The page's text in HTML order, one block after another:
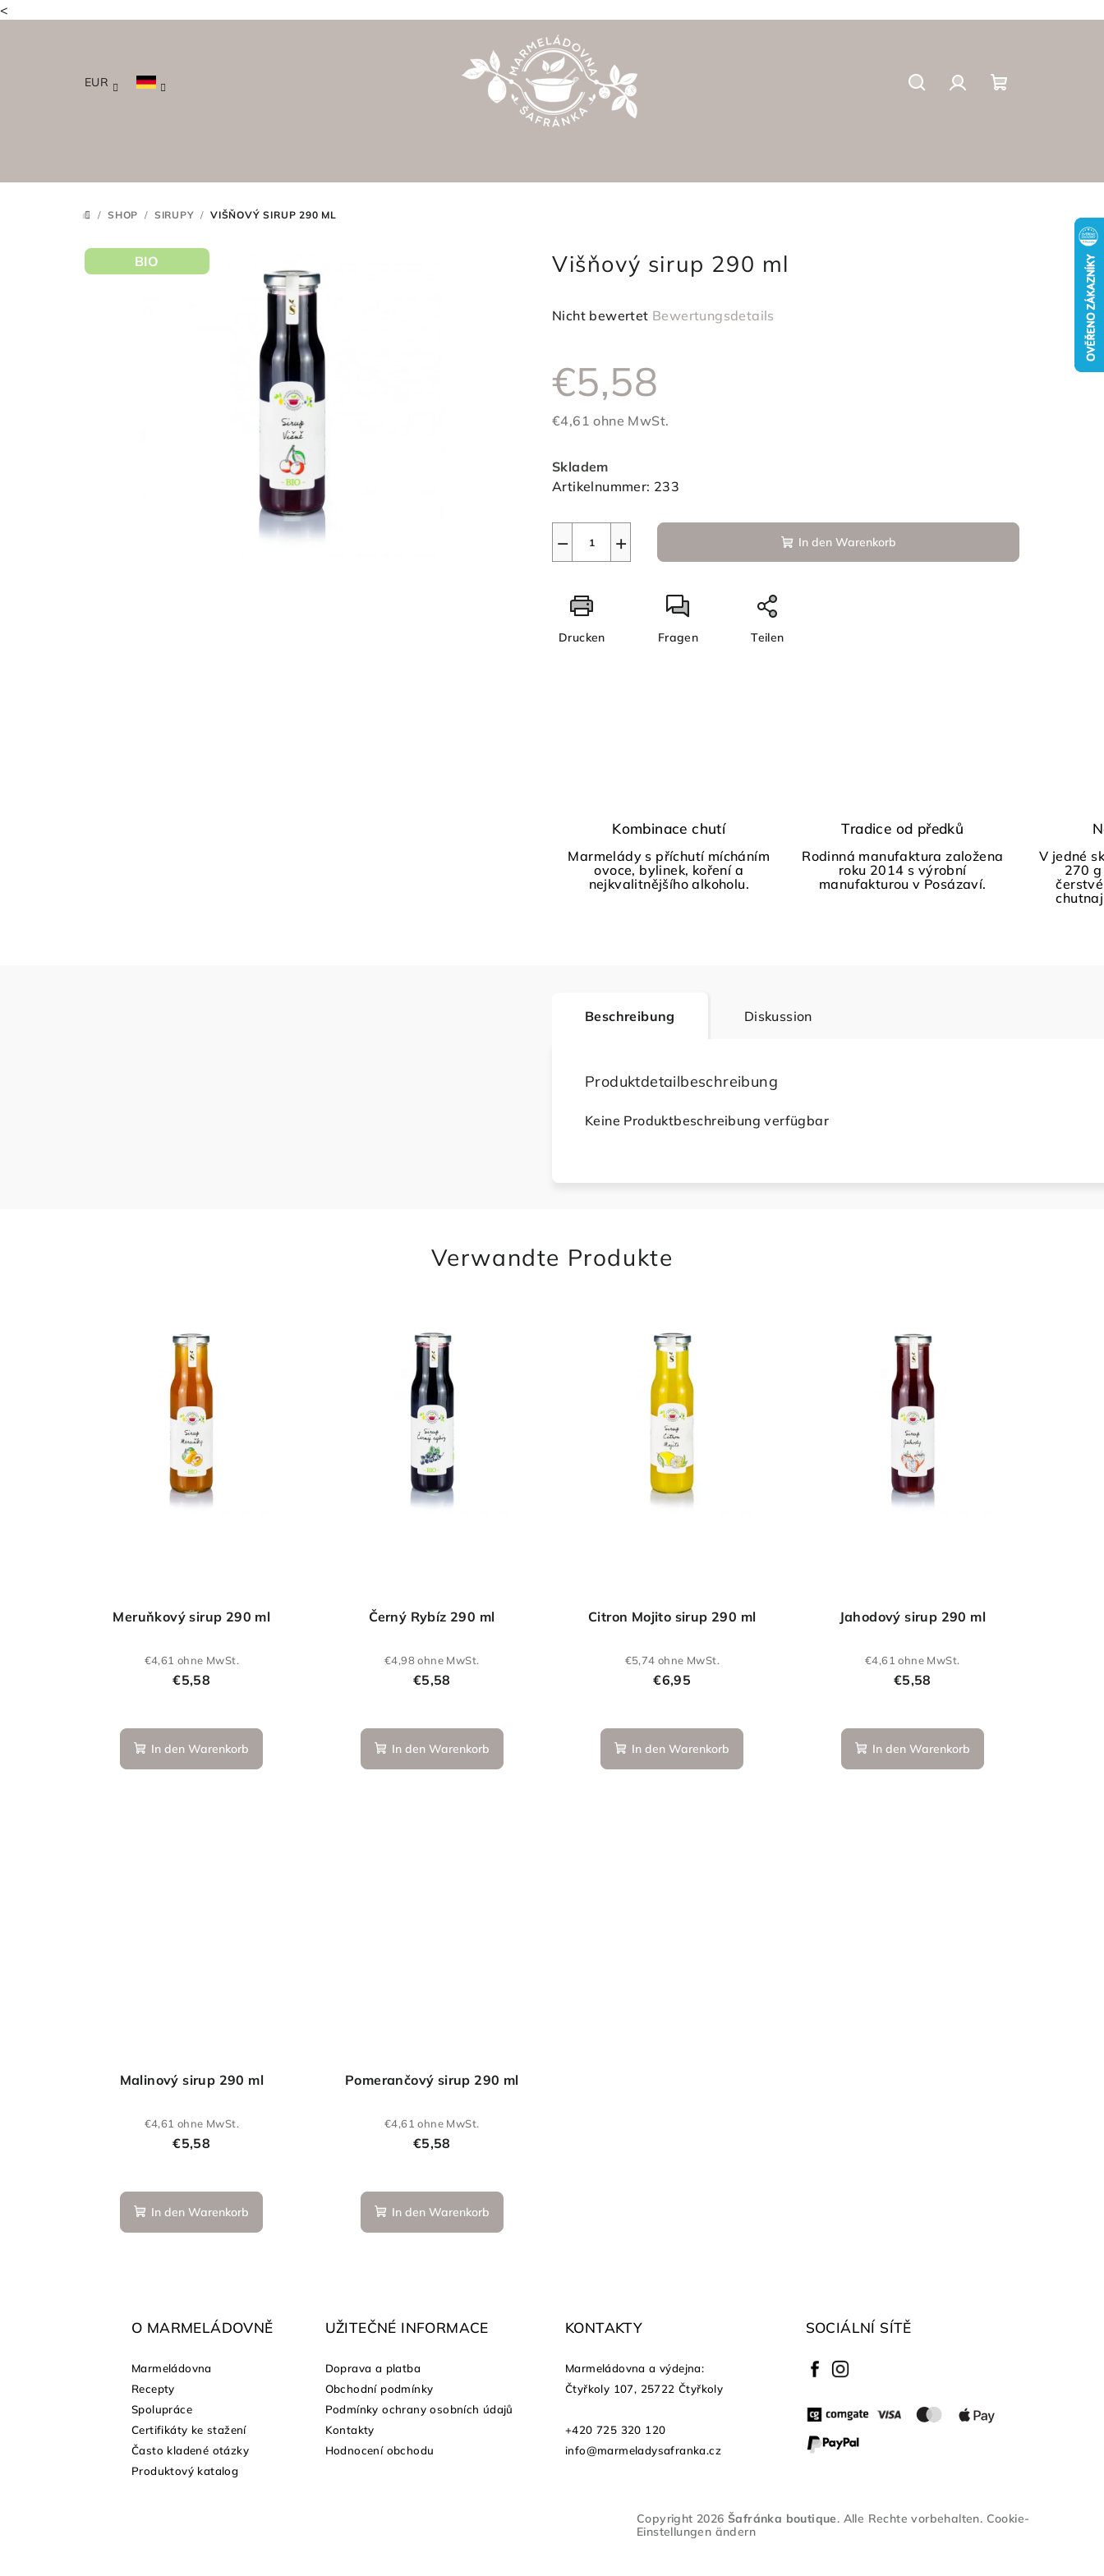
<
EUR
STARTSEITE
/ SHOP / SIRUPY / VIŠŇOVÝ SIRUP 290 ML
Višňový sirup 290 ml
Die
ist
0,0
von
Nicht bewertet Bewertungsdetails
€5,58
€4,61 ohne MwSt.
Skladem
Artikelnummer: 233
+
− In den Warenkorb
Drucken Fragen Teilen
BIO
Kombinace chutí
Marmelády s příchutí mícháním
ovoce, bylinek, koření a
nejkvalitnějšího alkoholu.
Tradice od předků
Rodinná manufaktura založena
roku 2014 s výrobní
manufakturou v Posázaví.
V jedné
270
Beschreibung Diskussion
Produktdetailbeschreibung
Keine Produktbeschreibung verfügbar
Verwandte Produkte
Meruňkový sirup 290 ml
€4,61 ohne MwSt.
€5,58
In den Warenkorb
Černý Rybíz 290 ml
€4,98 ohne MwSt.
€5,58
In den Warenkorb
Citron Mojito sirup 290 ml
€5,74 ohne MwSt.
€6,95
durchschnittliche
Produktbewertung
ist
In den Warenkorb
Jahodový sirup 290 ml
€4,61 ohne MwSt.
€5,58
In den Warenkorb
Malinový sirup 290 ml
€4,61 ohne MwSt.
€5,58
In den Warenkorb
Pomerančový sirup 290 ml
€4,61 ohne MwSt.
€5,58
In den Warenkorb
O MARMELÁDOVNĚ
Marmeládovna
Recepty
Spolupráce
Certifikáty ke stažení
Často kladené otázky
Produktový katalog
UŽITEČNÉ INFORMACE
Doprava a platba
Obchodní podmínky
Podmínky ochrany osobních údajů
Kontakty
Hodnocení obchodu
KONTAKTY
Marmeládovna a výdejna:
Čtyřkoly 107, 25722 Čtyřkoly
+420 725 320 120
info@marmeladysafranka.cz
SOCIÁLNÍ SÍTĚ
Copyright 2026 Šafránka boutique. Alle Rechte vorbehalten. Cookie-
Einstellungen ändern